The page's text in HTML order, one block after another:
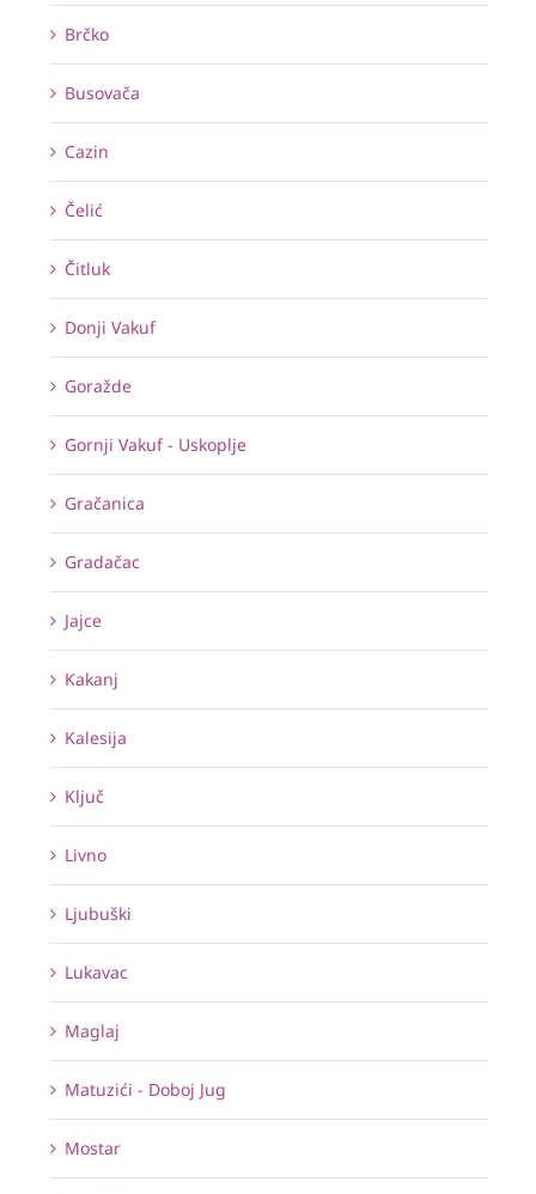
Brčko
Busovača
Cazin
Čelić
Čitluk
Donji Vakuf
Goražde
Gornji Vakuf - Uskoplje
Gračanica
Gradačac
Jajce
Kakanj
Kalesija
Ključ
Livno
Ljubuški
Lukavac
Maglaj
Matuzići - Doboj Jug
Mostar